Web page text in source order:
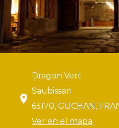
Dragon Vert
Saubissan
65170, GUCHAN,
Ver en el mapa